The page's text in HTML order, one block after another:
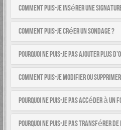
Comment puis-je insérer une
Comment puis-je créer un sondage ?
Pourquoi ne puis-je pas ajouter plus
Comment puis-je modifier ou
Pourquoi ne puis-je pas accéder à un
Pourquoi ne puis-je pas transférer